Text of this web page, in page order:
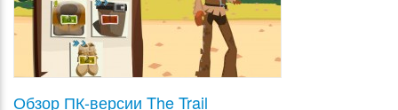
Обзор ПК-версии The Trail